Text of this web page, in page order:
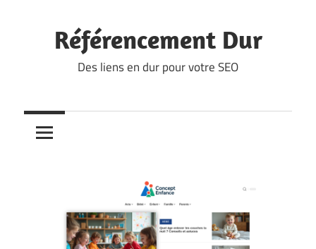
contentRéférencement Dur
Des liens en dur pour votre SEO